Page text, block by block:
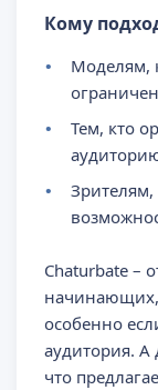
Кому
Моделям,
Тем, кто
Chaturbate –
начинающих,
особенно
аудитория. А
что